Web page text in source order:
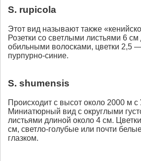
S. rupicola
Этот вид называют также
Розетки со светлыми листьями 6
обильными волосками, цветки 2,5
пурпурно-синие.
S. shumensis
Происходит с высот около 2000 м с
Миниатюрный вид с округлыми
листьями длиной около 4 см.
см, светло-голубые или почти
глазком.